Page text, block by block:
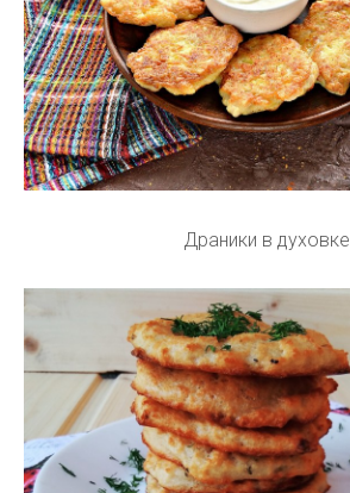
Драники в духовке